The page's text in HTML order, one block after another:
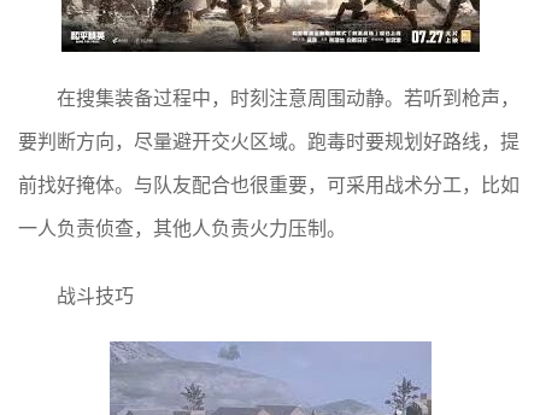
在搜集装备过程中，时刻注意周围动静。若听到枪声，
要判断方向，尽量避开交火区域。跑毒时要规划好路线，提
前找好掩体。与队友配合也很重要，可采用战术分工，比如
一人负责侦查，其他人负责火力压制。
战斗技巧